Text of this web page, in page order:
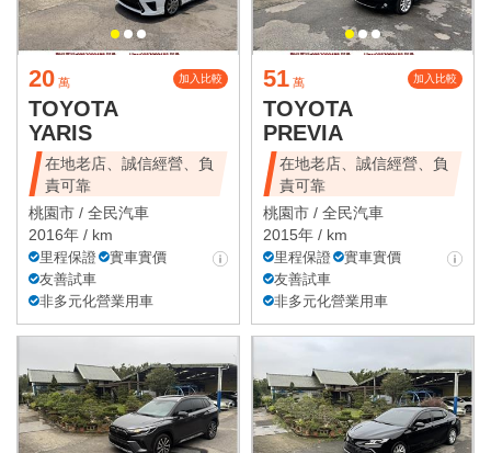
20 萬 加入比較
TOYOTA
YARIS
在地老店、誠信經營、負
責可靠
桃園市 / 全民汽車
2016年 / km
里程保證
實車實價
友善試車
非多元化營業用車
51 萬 加入比較
TOYOTA
PREVIA
在地老店、誠信經營、負
責可靠
桃園市 / 全民汽車
2015年 / km
里程保證
實車實價
友善試車
非多元化營業用車